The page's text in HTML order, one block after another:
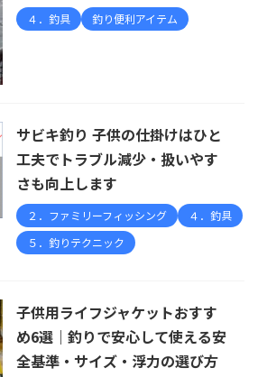
４．釣具 釣り便利アイテム
サビキ釣り 子供の仕掛けはひと
工夫でトラブル減少・扱いやす
さも向上します
２．ファミリーフィッシング
４．釣具
５．釣りテクニック
子供用ライフジャケットおすす
め6選｜釣りで安心して使える安
全基準・サイズ・浮力の選び方